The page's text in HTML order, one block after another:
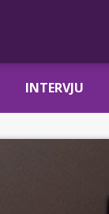
INTERVJU